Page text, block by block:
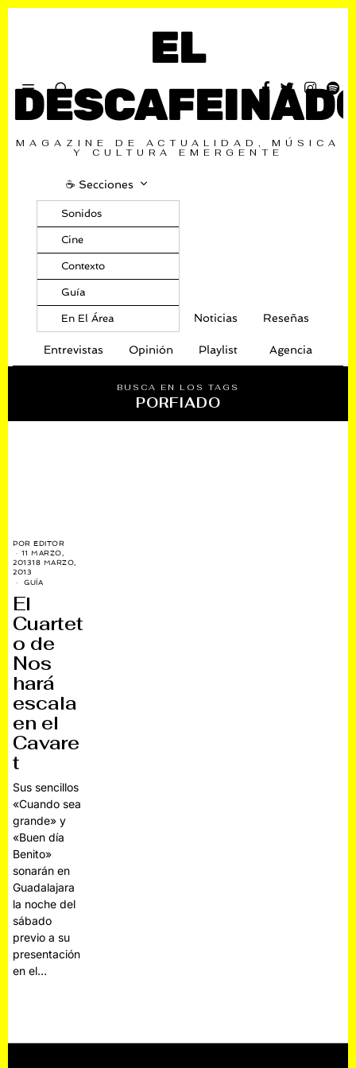
EL
MAGAZINE DE ACTUALIDAD, MÚSICA
Y CULTURA EMERGENTE
☕️ Secciones
Sonidos
Cine
Contexto
Guía
En El Área Noticias Reseñas
Entrevistas Opinión Playlist Agencia
BUSCA EN LOS TAGS
PORFIADO
POREDITOR
11 MARZO,
201318 MARZO,
2013
GUÍA
El
Cuartet
o de
Nos
hará
escala
en el
Cavare
t
Sus sencillos
«Cuando sea
grande» y
«Buen día
Benito»
sonarán en
Guadalajara
la noche del
sábado
previo a su
presentación
en el…